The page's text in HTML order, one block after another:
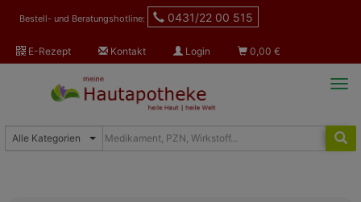
Bestell- und Beratungshotline: 0431/22 00 515
E-Rezept Kontakt Login 0,00 €